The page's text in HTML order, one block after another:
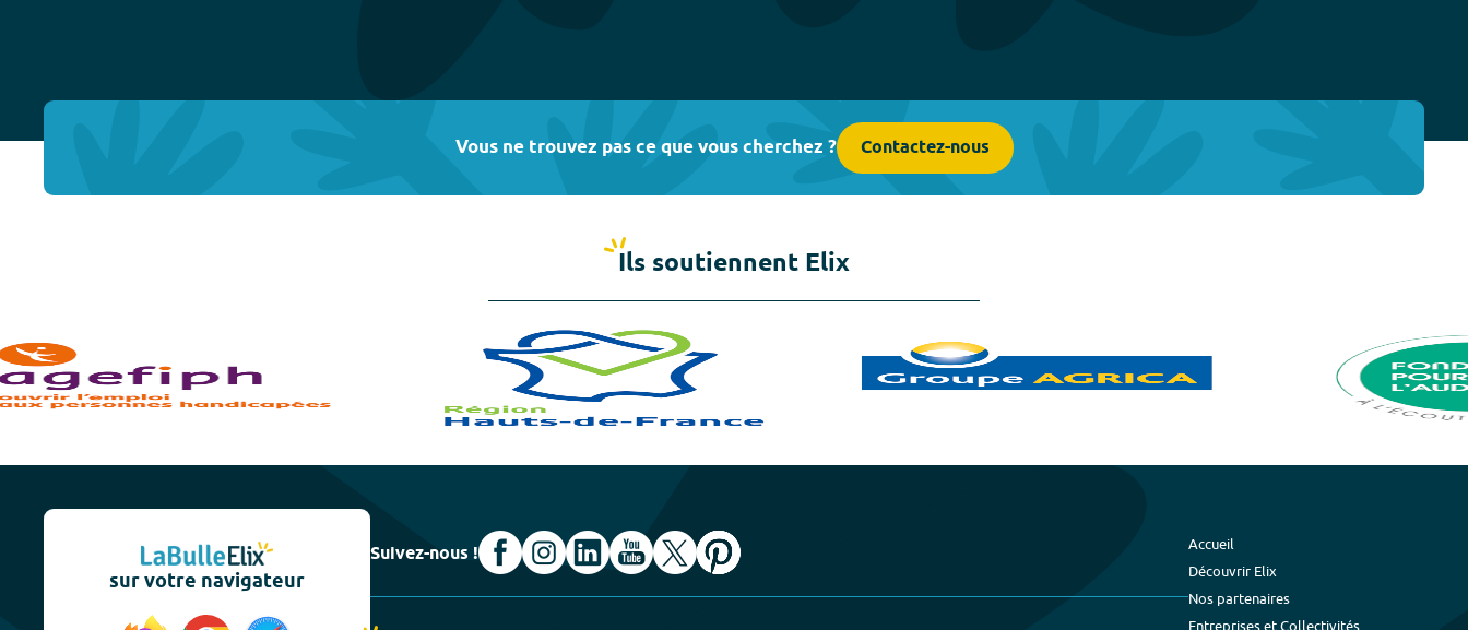
Vous ne trouvez pas ce que vous cherchez ? Contactez-nous
Ils soutiennent Elix
sur votre navigateur
Suivez-nous !
Accueil
Découvrir Elix
Nos partenaires
Entreprises et Collectivités